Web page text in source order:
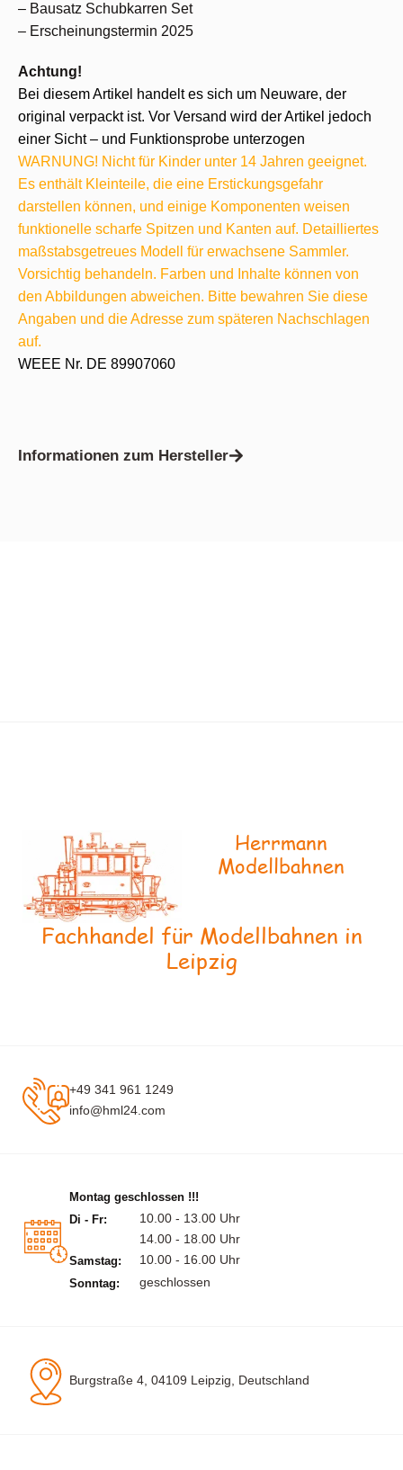
– Bausatz Schubkarren Set
– Erscheinungstermin 2025
Achtung!
Bei diesem Artikel handelt es sich um Neuware, der
original verpackt ist. Vor Versand wird der Artikel jedoch
einer Sicht – und Funktionsprobe unterzogen
WARNUNG! Nicht für Kinder unter 14 Jahren geeignet.
Es enthält Kleinteile, die eine Erstickungsgefahr
darstellen können, und einige Komponenten weisen
funktionelle scharfe Spitzen und Kanten auf. Detailliertes
maßstabsgetreues Modell für erwachsene Sammler.
Vorsichtig behandeln. Farben und Inhalte können von
den Abbildungen abweichen. Bitte bewahren Sie diese
Angaben und die Adresse zum späteren Nachschlagen
auf.
WEEE Nr. DE 89907060
Informationen zum Hersteller
Herrmann
Modellbahnen
Fachhandel für Modellbahnen in
Leipzig
+49 341 961 1249
info@hml24.com
Montag geschlossen !!!
Di - Fr:
10.00 - 13.00 Uhr
14.00 - 18.00 Uhr
Samstag: 10.00 - 16.00 Uhr
Sonntag: geschlossen
Burgstraße 4, 04109 Leipzig, Deutschland